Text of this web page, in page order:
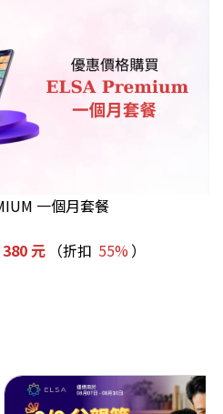
一個月套餐
380 元 （折扣 55% ）